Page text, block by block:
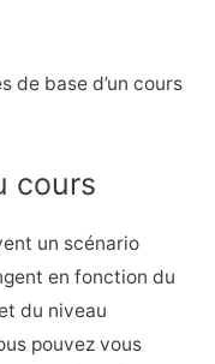
de base d’un cours
cours
un scénario
en fonction du
du niveau
pouvez vous